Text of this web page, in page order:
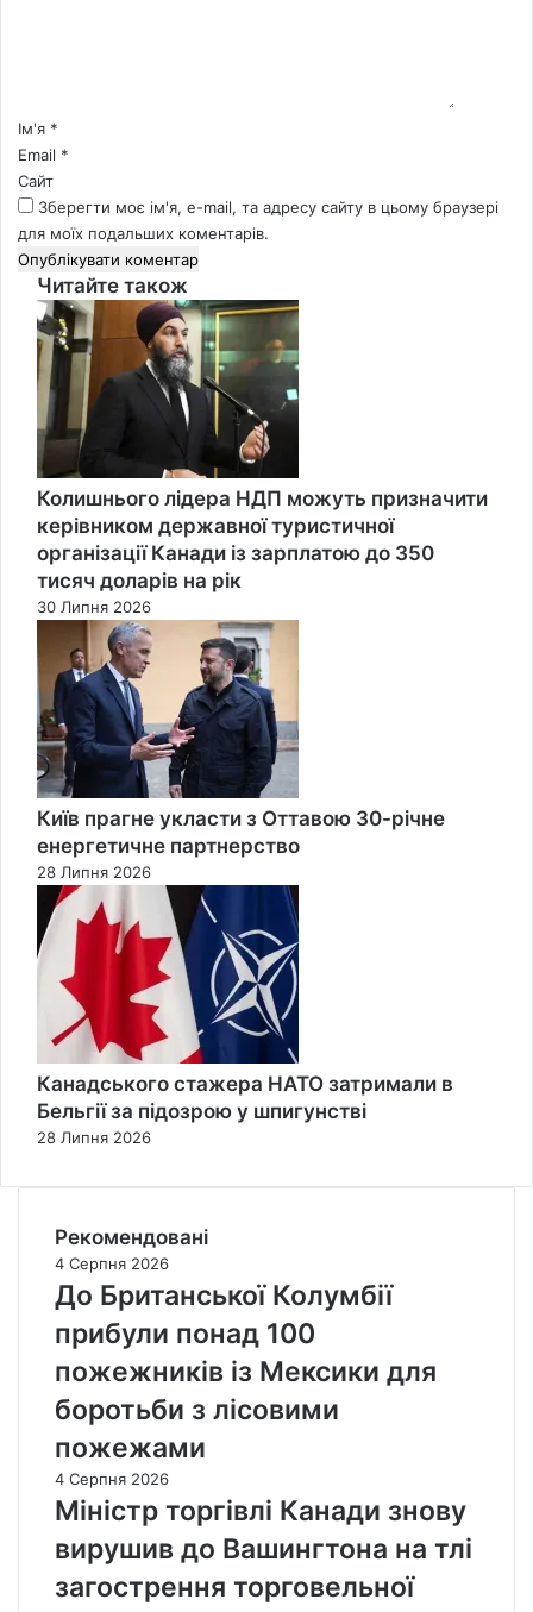
*Ім'я *
Email *
Сайт
Зберегти моє ім'я, e-mail, та адресу сайту в цьому браузері
для моїх подальших коментарів.
Читайте також
Close
Колишнього лідера НДП можуть призначити
керівником державної туристичної
організації Канади із зарплатою до 350
тисяч доларів на рік
30 Липня 2026
Київ прагне укласти з Оттавою 30-річне
енергетичне партнерство
28 Липня 2026
Канадського стажера НАТО затримали в
Бельгії за підозрою у шпигунстві
28 Липня 2026
Рекомендовані
4 Серпня 2026
До Британської Колумбії
прибули понад 100
пожежників із Мексики для
боротьби з лісовими
пожежами
4 Серпня 2026
Міністр торгівлі Канади знову
вирушив до Вашингтона на тлі
загострення торговельної